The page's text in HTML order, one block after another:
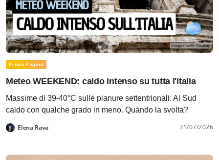
Prima Pagina
Meteo WEEKEND: caldo intenso su tutta l'Italia
Massime di 39-40°C sulle pianure settentrionali. Al Sud
caldo con qualche grado in meno. Quando la svolta?
Elena Rava 31/07/2026